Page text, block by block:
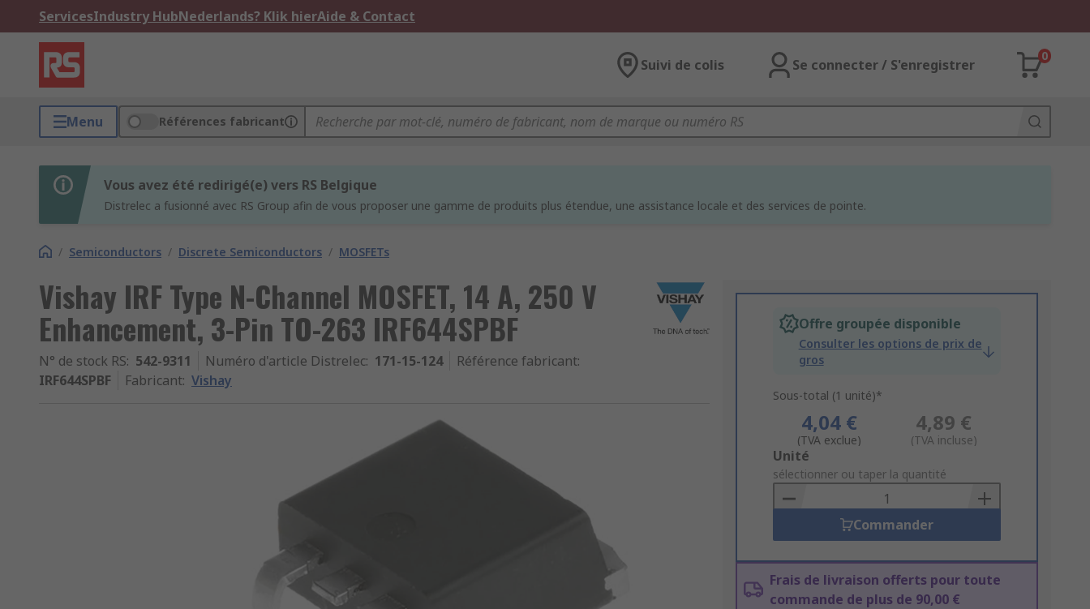
ServicesIndustry HubNederlands? Klik hierAide & Contact
Suivi de colis Se connecter / S'enregistrer
0
Menu Références fabricant
Vous avez été redirigé(e) vers RS Belgique
Distrelec a fusionné avec RS Group afin de vous proposer une gamme de produits plus étendue, une assistance locale et des services de pointe.
/ Semiconductors / Discrete Semiconductors / MOSFETs
Vishay IRF Type N-Channel MOSFET, 14 A, 250 V
Enhancement, 3-Pin TO-263 IRF644SPBF
N° de stock RS: 542-9311 Numéro d'article Distrelec: 171-15-124 Référence fabricant:
IRF644SPBF
Fabricant: Vishay
Offre groupée disponible
Consulter les options de prix de
gros
Sous-total (1 unité)*
4,04 €
(TVA exclue)
4,89 €
(TVA incluse)
Add
to
Basket
Unité
sélectionner ou taper la quantité
Commander
Frais de livraison offerts pour toute
commande de plus de 90,00 €